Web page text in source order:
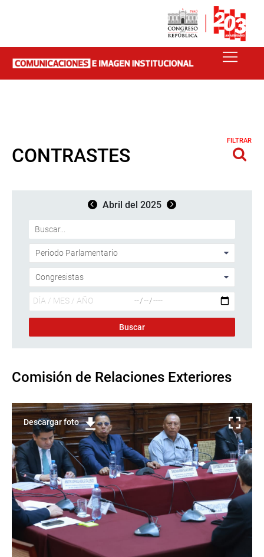
CONTRASTES
FILTRAR
Abril del 2025
Comisión de Relaciones Exteriores
Descargar foto